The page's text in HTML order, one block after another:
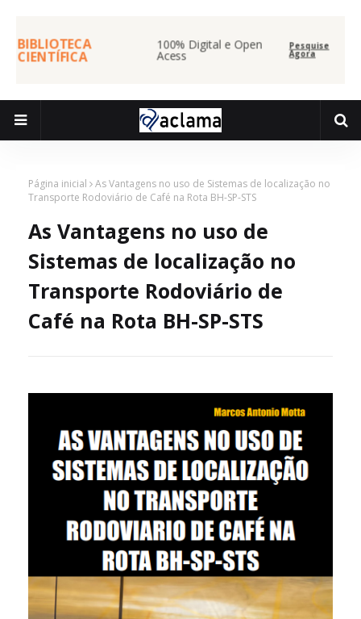
BIBLIOTECA
CIENTÍFICA
100% Digital e Open
Acess
Pesquise
Agora
Página inicial
As Vantagens no uso de Sistemas de localização no
Transporte Rodoviário de Café na Rota BH-SP-STS
As Vantagens no uso de
Sistemas de localização no
Transporte Rodoviário de
Café na Rota BH-SP-STS